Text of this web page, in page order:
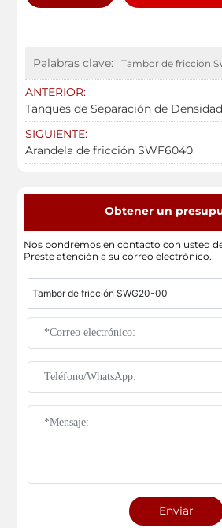
Palabras clave: Tambor de fricción
ANTERIOR:
Tanques de Separación de
SIGUIENTE:
Arandela de fricción SWF6040
Obtener un
Nos pondremos en contacto con usted
Preste atención a su correo electrónico.
Tambor de fricción SWG20-00
Enviar